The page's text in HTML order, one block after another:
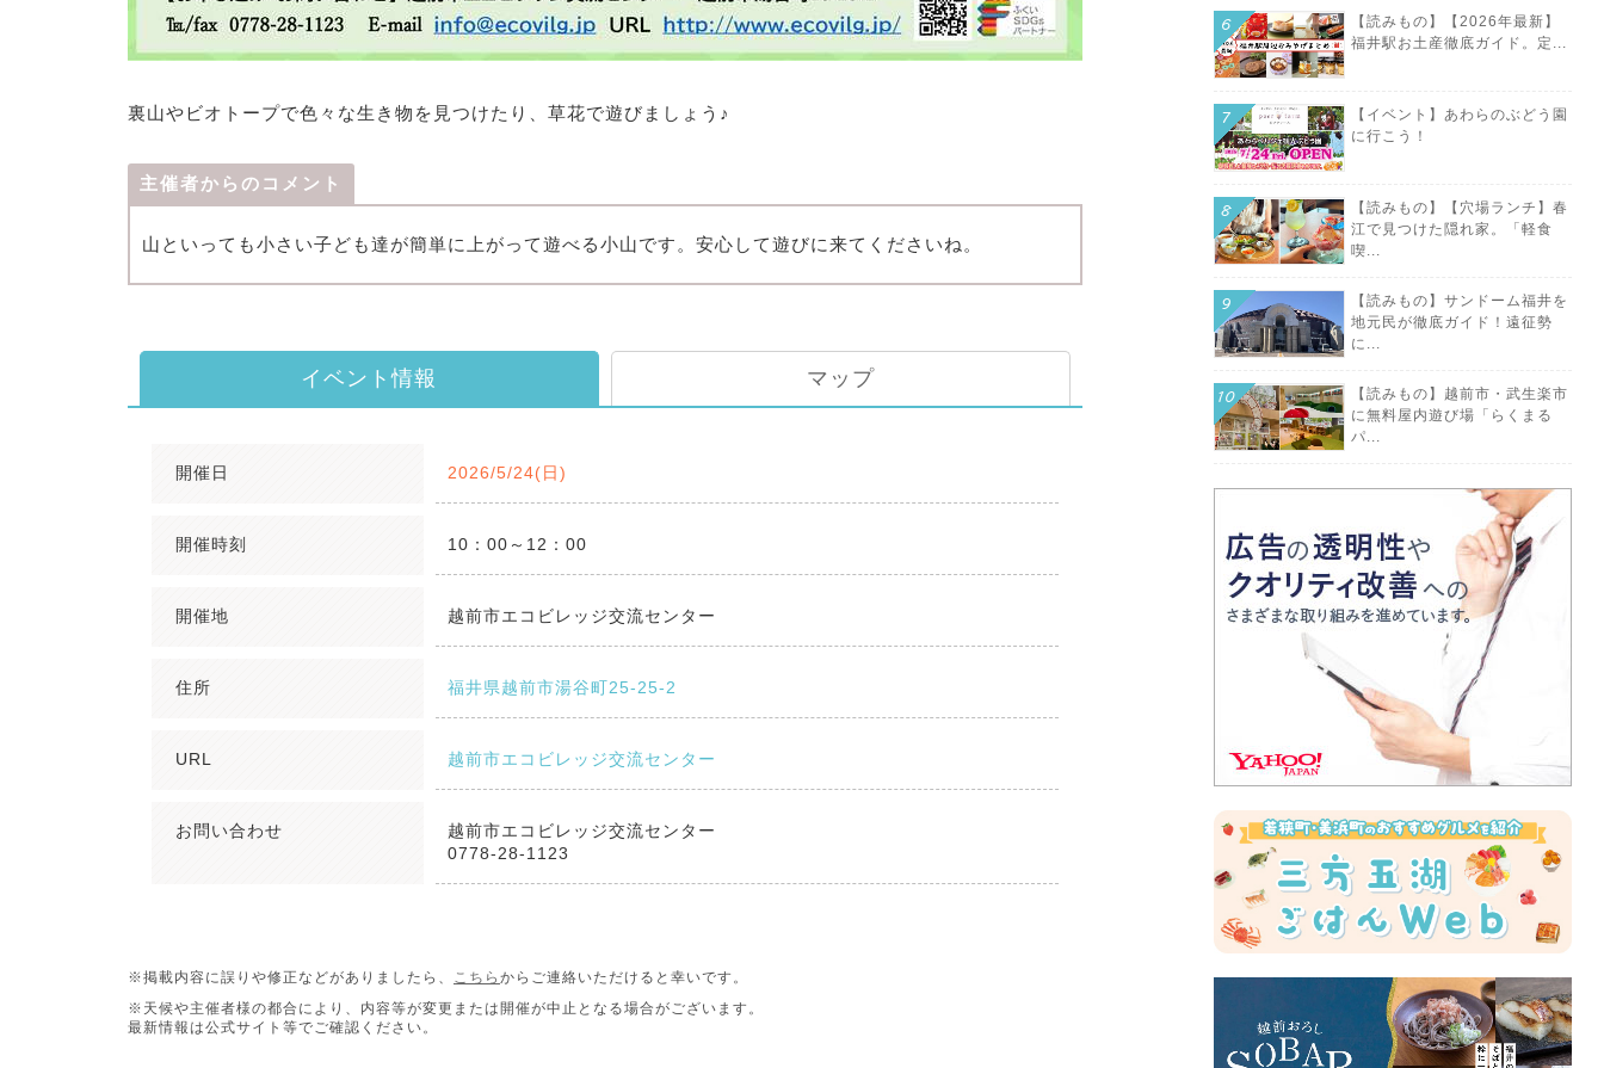
裏山やビオトープで色々な生き物を見つけたり、草花で遊びましょう♪
主催者からのコメント
山といっても小さい子ども達が簡単に上がって遊べる小山です。安心して遊びに来てくださいね。
イベント情報 マップ
開催日 2026/5/24(日)
開催時刻 10：00～12：00
開催地 越前市エコビレッジ交流センター
住所 福井県越前市湯谷町25-25-2
URL 越前市エコビレッジ交流センター
お問い合わせ
越前市エコビレッジ交流センター
0778-28-1123
※掲載内容に誤りや修正などがありましたら、 こちら からご連絡いただけると幸いです。
※天候や主催者様の都合により、内容等が変更または開催が中止となる場合がございます。
最新情報は公式サイト等でご確認ください。
【読みもの】【2026年最新】
福井駅お土産徹底ガイド。定...
【イベント】あわらのぶどう園
に行こう！
【読みもの】【穴場ランチ】春
江で見つけた隠れ家。「軽食
喫...
【読みもの】サンドーム福井を
地元民が徹底ガイド！遠征勢
に...
【読みもの】越前市・武生楽市
に無料屋内遊び場「らくまる
パ...